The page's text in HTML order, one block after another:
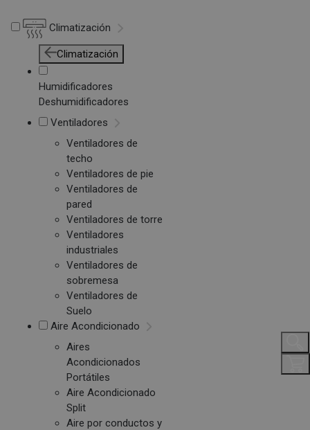
Climatización
Climatización
Humidificadores
Deshumidificadores
Ventiladores
Ventiladores de
techo
Ventiladores de pie
Ventiladores de
pared
Ventiladores de torre
Ventiladores
industriales
Ventiladores de
sobremesa
Ventiladores de
Suelo
Aire Acondicionado
Aires
Acondicionados
Portátiles
Aire Acondicionado
Split
Aire por conductos y